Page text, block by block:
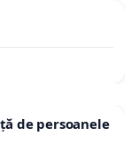
de persoanele